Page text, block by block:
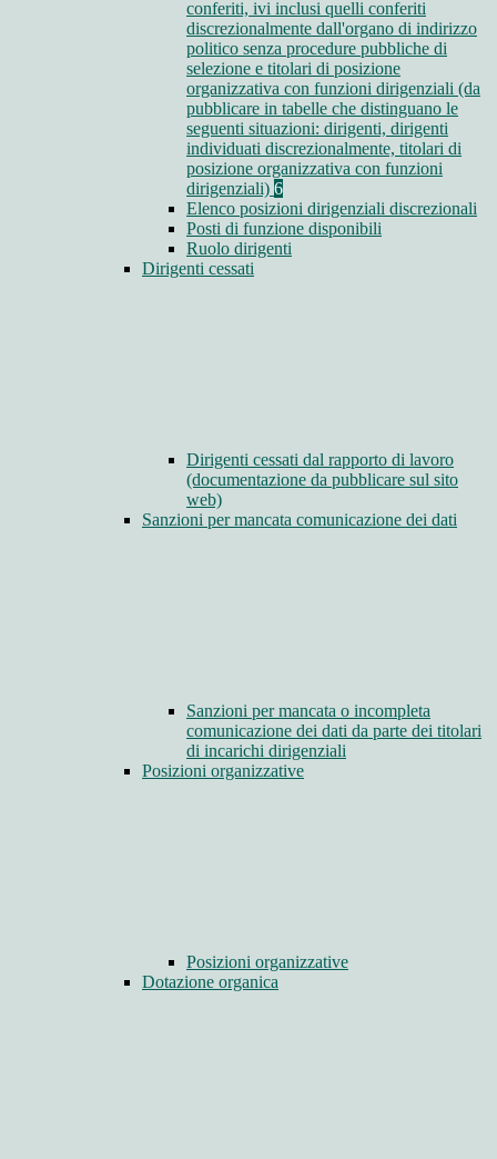
conferiti, ivi inclusi quelli conferiti
discrezionalmente dall'organo di indirizzo
politico senza procedure pubbliche di
selezione e titolari di posizione
organizzativa con funzioni dirigenziali (da
pubblicare in tabelle che distinguano le
seguenti situazioni: dirigenti, dirigenti
individuati discrezionalmente, titolari di
posizione organizzativa con funzioni
dirigenziali) 6
Elenco posizioni dirigenziali discrezionali
Posti di funzione disponibili
Ruolo dirigenti
Dirigenti cessati
Dirigenti cessati dal rapporto di lavoro
(documentazione da pubblicare sul sito
web)
Sanzioni per mancata comunicazione dei dati
Sanzioni per mancata o incompleta
comunicazione dei dati da parte dei titolari
di incarichi dirigenziali
Posizioni organizzative
Posizioni organizzative
Dotazione organica